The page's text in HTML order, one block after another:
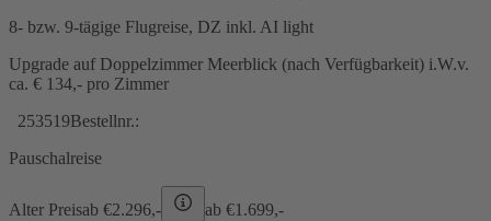
8- bzw. 9-tägige Flugreise, DZ inkl. AI light
Upgrade auf Doppelzimmer Meerblick (nach Verfügbarkeit) i.W.v.
ca. € 134,- pro Zimmer
253519Bestellnr.:
Pauschalreise
Alter Preisab €2.296,- ab €1.699,-